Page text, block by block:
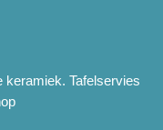
keramiek. Tafelservies